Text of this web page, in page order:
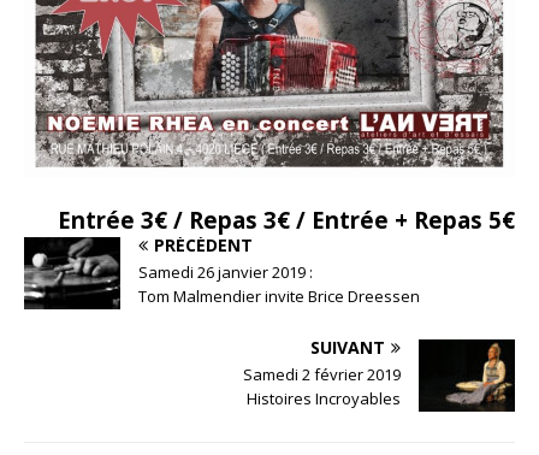
Entrée 3€ / Repas 3€ / Entrée + Repas 5€
PRÉCÉDENT
Samedi 26 janvier 2019 :
Tom Malmendier invite Brice Dreessen
SUIVANT
Samedi 2 février 2019
Histoires Incroyables